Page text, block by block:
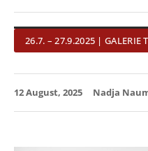
26.7. – 27.9.2025 | GALERIE
12 August, 2025 Nadja